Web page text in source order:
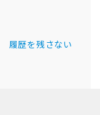
履歴を残さない